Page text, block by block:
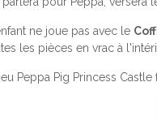
ne joue pas avec le
les pièces en vrac à
Peppa Pig Princess